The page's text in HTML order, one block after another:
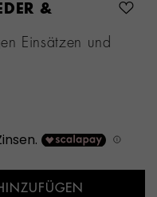
&
Einsätzen und